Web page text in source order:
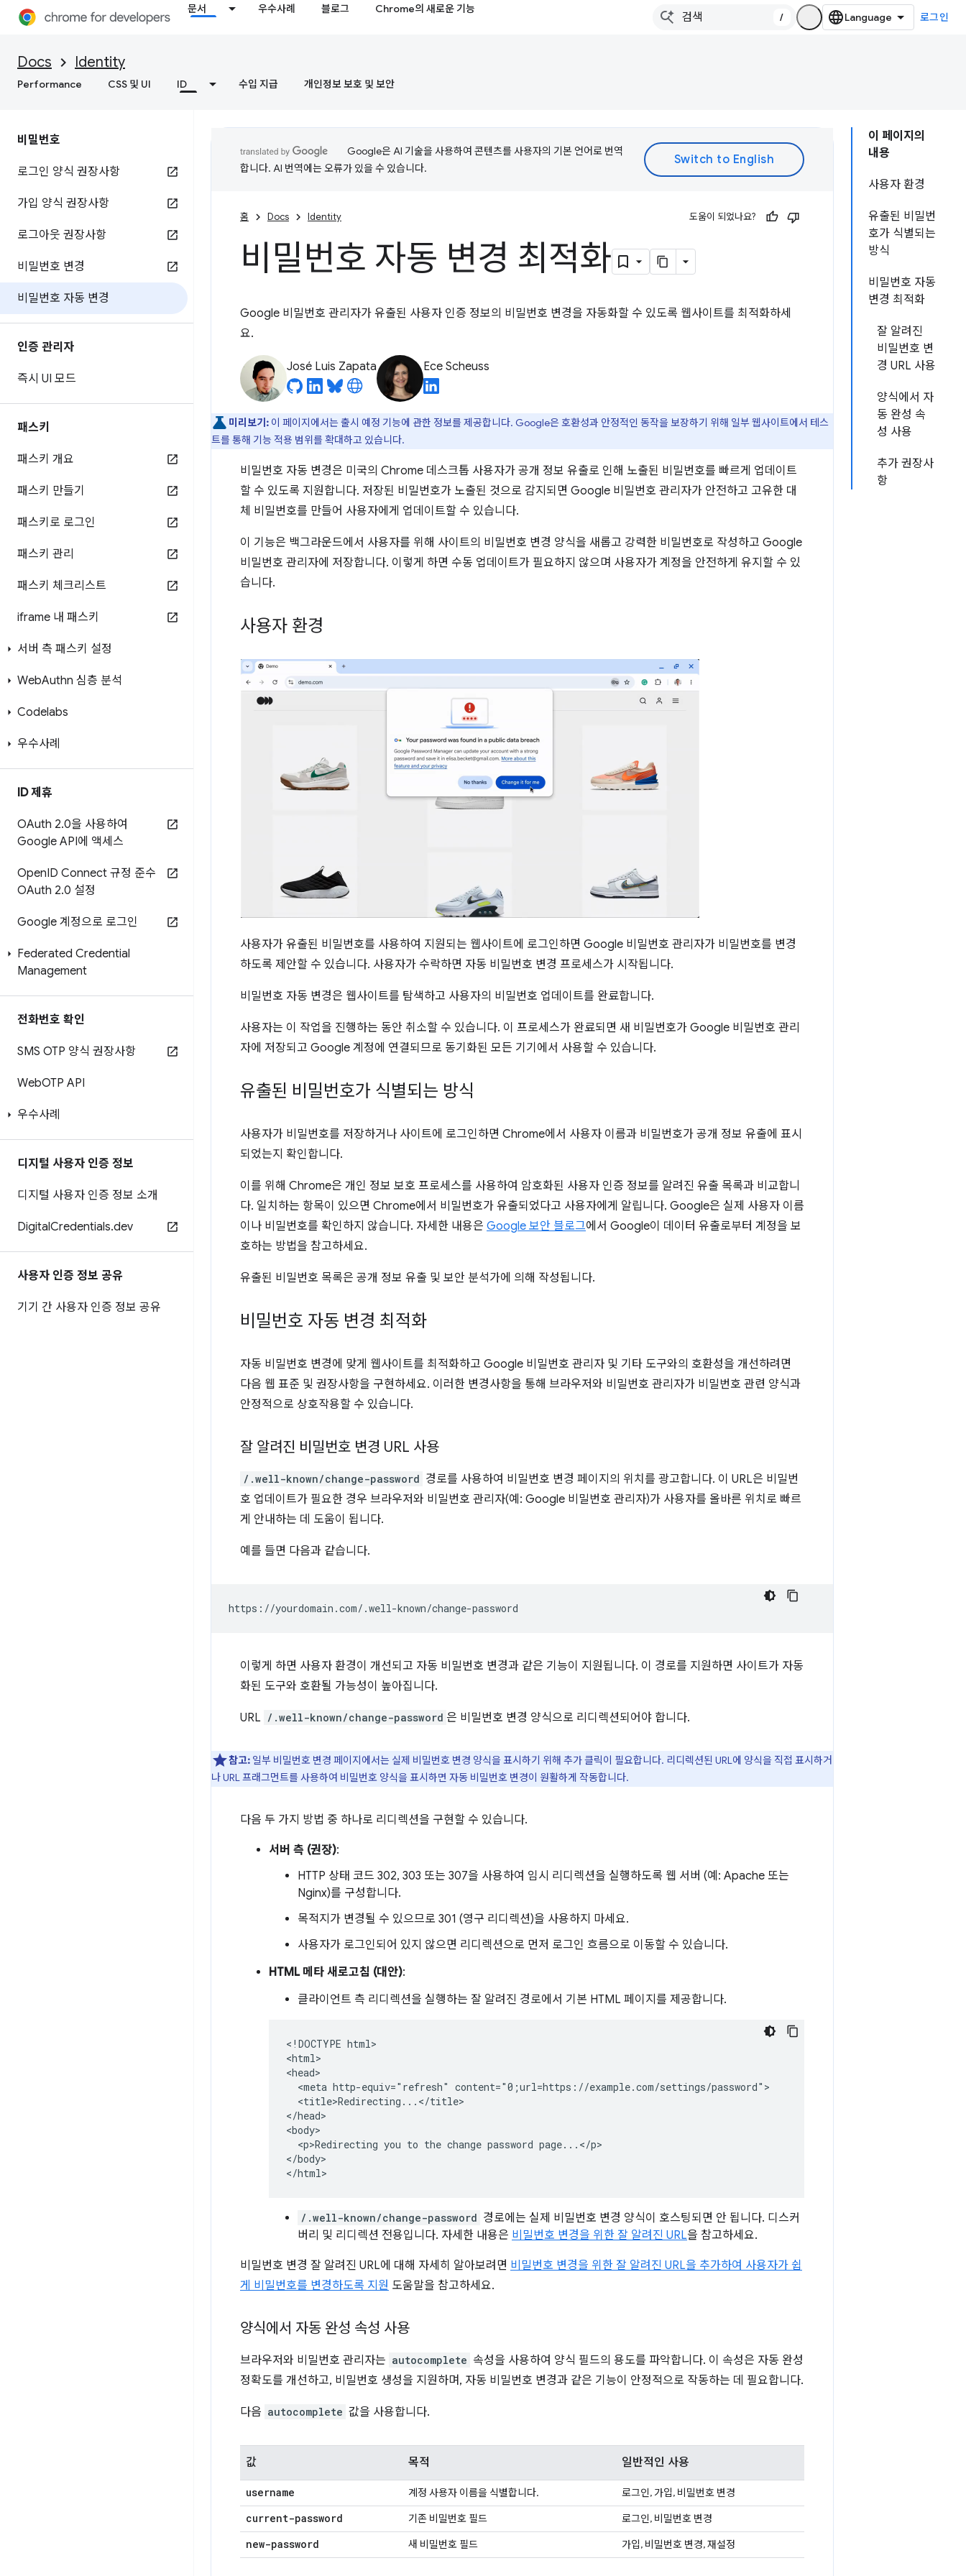
문서 우수사례 블로그 Chrome의 새로운 기능
/ 로그인
Docs Identity
Performance CSS 및 UI ID 수입 지급 개인정보 보호 및 보안
비밀번호
로그인 양식 권장사항
가입 양식 권장사항
로그아웃 권장사항
비밀번호 변경
비밀번호 자동 변경
인증 관리자
즉시 UI 모드
패스키
패스키 개요
패스키 만들기
패스키로 로그인
패스키 관리
패스키 체크리스트
iframe 내 패스키
서버 측 패스키 설정
WebAuthn 심층 분석
Codelabs
우수사례
ID 제휴
OAuth 2.0을 사용하여
Google API에 액세스
OpenID Connect 규정 준수
OAuth 2.0 설정
Google 계정으로 로그인
Federated Credential
Management
전화번호 확인
SMS OTP 양식 권장사항
WebOTP API
우수사례
디지털 사용자 인증 정보
디지털 사용자 인증 정보 소개
DigitalCredentials.dev
사용자 인증 정보 공유
기기 간 사용자 인증 정보 공유
이 페이지의
내용
사용자 환경
유출된 비밀번
호가 식별되는
방식
비밀번호 자동
변경 최적화
잘 알려진
비밀번호 변
경 URL 사용
양식에서 자
동 완성 속
성 사용
추가 권장사
항
Google은 AI 기술을 사용하여 콘텐츠를 사용자의 기본 언어로 번역
합니다. AI 번역에는 오류가 있을 수 있습니다.
홈 Docs Identity 도움이 되었나요?
비밀번호 자동 변경 최적화
Google 비밀번호 관리자가 유출된 사용자 인증 정보의 비밀번호 변경을 자동화할 수 있도록 웹사이트를 최적화하세
요.
José Luis Zapata Ece Scheuss
미리보기: 이 페이지에서는 출시 예정 기능에 관한 정보를 제공합니다. Google은 호환성과 안정적인 동작을 보장하기 위해 일부 웹사이트에서 테스
트를 통해 기능 적용 범위를 확대하고 있습니다.
비밀번호 자동 변경은 미국의 Chrome 데스크톱 사용자가 공개 정보 유출로 인해 노출된 비밀번호를 빠르게 업데이트
할 수 있도록 지원합니다. 저장된 비밀번호가 노출된 것으로 감지되면 Google 비밀번호 관리자가 안전하고 고유한 대
체 비밀번호를 만들어 사용자에게 업데이트할 수 있습니다.
이 기능은 백그라운드에서 사용자를 위해 사이트의 비밀번호 변경 양식을 새롭고 강력한 비밀번호로 작성하고 Google
비밀번호 관리자에 저장합니다. 이렇게 하면 수동 업데이트가 필요하지 않으며 사용자가 계정을 안전하게 유지할 수 있
습니다.
사용자 환경
사용자가 유출된 비밀번호를 사용하여 지원되는 웹사이트에 로그인하면 Google 비밀번호 관리자가 비밀번호를 변경
하도록 제안할 수 있습니다. 사용자가 수락하면 자동 비밀번호 변경 프로세스가 시작됩니다.
비밀번호 자동 변경은 웹사이트를 탐색하고 사용자의 비밀번호 업데이트를 완료합니다.
사용자는 이 작업을 진행하는 동안 취소할 수 있습니다. 이 프로세스가 완료되면 새 비밀번호가 Google 비밀번호 관리
자에 저장되고 Google 계정에 연결되므로 동기화된 모든 기기에서 사용할 수 있습니다.
유출된 비밀번호가 식별되는 방식
사용자가 비밀번호를 저장하거나 사이트에 로그인하면 Chrome에서 사용자 이름과 비밀번호가 공개 정보 유출에 표시
되었는지 확인합니다.
이를 위해 Chrome은 개인 정보 보호 프로세스를 사용하여 암호화된 사용자 인증 정보를 알려진 유출 목록과 비교합니
다. 일치하는 항목이 있으면 Chrome에서 비밀번호가 유출되었다고 사용자에게 알립니다. Google은 실제 사용자 이름
이나 비밀번호를 확인하지 않습니다. 자세한 내용은 Google 보안 블로그에서 Google이 데이터 유출로부터 계정을 보
호하는 방법을 참고하세요.
유출된 비밀번호 목록은 공개 정보 유출 및 보안 분석가에 의해 작성됩니다.
비밀번호 자동 변경 최적화
자동 비밀번호 변경에 맞게 웹사이트를 최적화하고 Google 비밀번호 관리자 및 기타 도구와의 호환성을 개선하려면
다음 웹 표준 및 권장사항을 구현하세요. 이러한 변경사항을 통해 브라우저와 비밀번호 관리자가 비밀번호 관련 양식과
안정적으로 상호작용할 수 있습니다.
잘 알려진 비밀번호 변경 URL 사용
/.well-known/change-password 경로를 사용하여 비밀번호 변경 페이지의 위치를 광고합니다. 이 URL은 비밀번
호 업데이트가 필요한 경우 브라우저와 비밀번호 관리자(예: Google 비밀번호 관리자)가 사용자를 올바른 위치로 빠르
게 안내하는 데 도움이 됩니다.
예를 들면 다음과 같습니다.
이렇게 하면 사용자 환경이 개선되고 자동 비밀번호 변경과 같은 기능이 지원됩니다. 이 경로를 지원하면 사이트가 자동
화된 도구와 호환될 가능성이 높아집니다.
URL /.well-known/change-password 은 비밀번호 변경 양식으로 리디렉션되어야 합니다.
참고: 일부 비밀번호 변경 페이지에서는 실제 비밀번호 변경 양식을 표시하기 위해 추가 클릭이 필요합니다. 리디렉션된 URL에 양식을 직접 표시하거
나 URL 프래그먼트를 사용하여 비밀번호 양식을 표시하면 자동 비밀번호 변경이 원활하게 작동합니다.
다음 두 가지 방법 중 하나로 리디렉션을 구현할 수 있습니다.
서버 측 (권장):
HTTP 상태 코드 302, 303 또는 307을 사용하여 임시 리디렉션을 실행하도록 웹 서버 (예: Apache 또는
Nginx)를 구성합니다.
목적지가 변경될 수 있으므로 301 (영구 리디렉션)을 사용하지 마세요.
사용자가 로그인되어 있지 않으면 리디렉션으로 먼저 로그인 흐름으로 이동할 수 있습니다.
HTML 메타 새로고침 (대안):
클라이언트 측 리디렉션을 실행하는 잘 알려진 경로에서 기본 HTML 페이지를 제공합니다.
<!DOCTYPE html>
<html>
<head>
  <meta http-equiv="refresh" content="0;url=https://example.com/settings/password">
  <title>Redirecting...</title>
</head>
<body>
  <p>Redirecting you to the change password page...</p>
</body>
/.well-known/change-password 경로에는 실제 비밀번호 변경 양식이 호스팅되면 안 됩니다. 디스커
버리 및 리디렉션 전용입니다. 자세한 내용은 비밀번호 변경을 위한 잘 알려진 URL을 참고하세요.
비밀번호 변경 잘 알려진 URL에 대해 자세히 알아보려면 비밀번호 변경을 위한 잘 알려진 URL을 추가하여 사용자가 쉽
게 비밀번호를 변경하도록 지원 도움말을 참고하세요.
양식에서 자동 완성 속성 사용
브라우저와 비밀번호 관리자는 autocomplete 속성을 사용하여 양식 필드의 용도를 파악합니다. 이 속성은 자동 완성
정확도를 개선하고, 비밀번호 생성을 지원하며, 자동 비밀번호 변경과 같은 기능이 안정적으로 작동하는 데 필요합니다.
다음 autocomplete 값을 사용합니다.
값 목적 일반적인 사용
username 계정 사용자 이름을 식별합니다. 로그인, 가입, 비밀번호 변경
current-password 기존 비밀번호 필드 로그인, 비밀번호 변경
new-password 새 비밀번호 필드 가입, 비밀번호 변경, 재설정